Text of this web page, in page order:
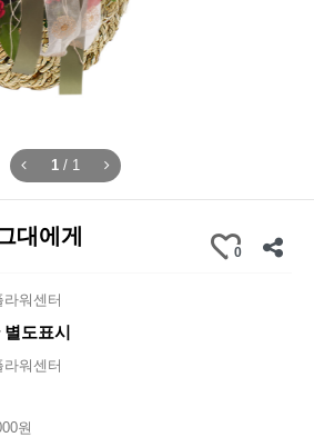
1 / 1
대에게
0
라워센터
별도표시
라워센터
원